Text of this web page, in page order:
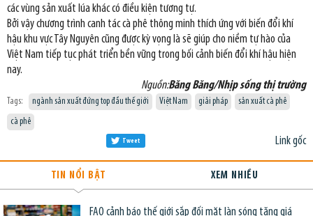
các vùng sản xuất lúa khác có điều kiện tương tự.
Bởi vậy chương trình canh tác cà phê thông minh thích ứng với biến đổi khí
hậu khu vực Tây Nguyên cũng được kỳ vọng là sẽ giúp cho niềm tự hào của
Việt Nam tiếp tục phát triển bền vững trong bối cảnh biến đổi khí hậu hiện
nay.
Nguồn:Băng Băng/Nhịp sống thị trường
Tags: ngành sản xuất đứng top đầu thế giới Việt Nam giải pháp
sản xuất cà phê
cà phê
Link gốc
Tweet
TIN NỔI BẬT XEM NHIỀU
FAO cảnh báo thế giới sắp đối mặt làn sóng tăng giá